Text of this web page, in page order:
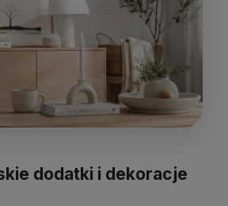
dodatki i dekoracje